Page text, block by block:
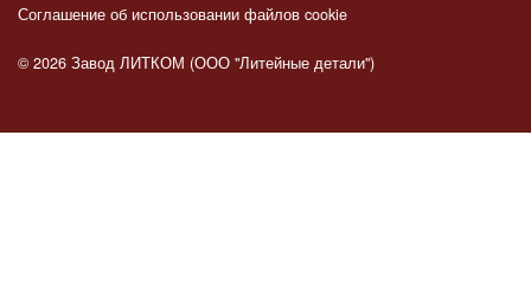
Соглашение об использовании файлов cookie
© 2026 Завод ЛИТКОМ (ООО "Литейные детали")